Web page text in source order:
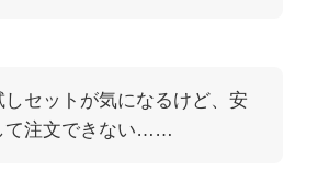
しセットが気になるけど、安
て注文できない……